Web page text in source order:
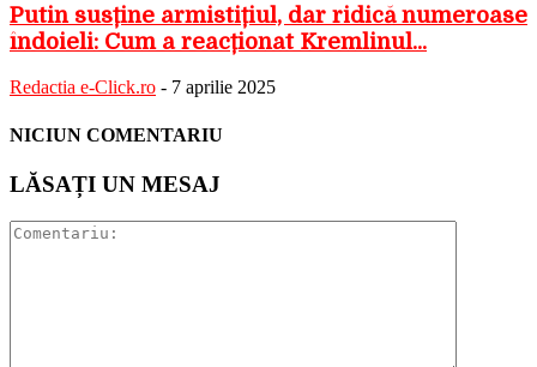
Putin susține armistițiul, dar ridică numeroase
îndoieli: Cum a reacționat Kremlinul...
Redactia e-Click.ro - 7 aprilie 2025
NICIUN COMENTARIU
LĂSAȚI UN MESAJ